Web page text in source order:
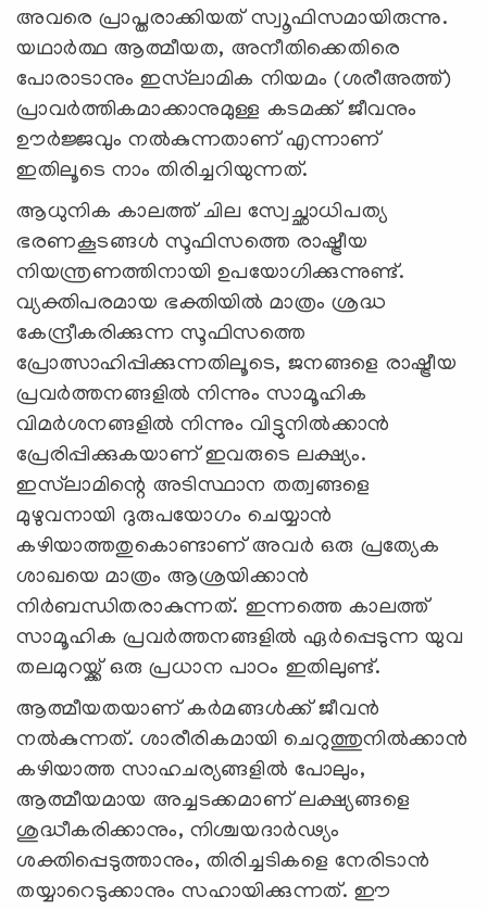
അവരെ പ്രാപ്തരാക്കിയത് സ്വൂഫിസമായിരുന്നു.
യഥാർത്ഥ ആത്മീയത, അനീതിക്കെതിരെ
പോരാടാനും ഇസ്‌ലാമിക നിയമം (ശരീഅത്ത്)
പ്രാവർത്തികമാക്കാനുമുള്ള കടമക്ക് ജീവനും
ഊർജ്ജവും നൽകുന്നതാണ് എന്നാണ്
ഇതിലൂടെ നാം തിരിച്ചറിയുന്നത്.
ആധുനിക കാലത്ത് ചില സ്വേച്ഛാധിപത്യ
ഭരണകൂടങ്ങൾ സൂഫിസത്തെ രാഷ്ട്രീയ
നിയന്ത്രണത്തിനായി ഉപയോഗിക്കുന്നുണ്ട്.
വ്യക്തിപരമായ ഭക്തിയിൽ മാത്രം ശ്രദ്ധ
കേന്ദ്രീകരിക്കുന്ന സൂഫിസത്തെ
പ്രോത്സാഹിപ്പിക്കുന്നതിലൂടെ, ജനങ്ങളെ രാഷ്ട്രീയ
പ്രവർത്തനങ്ങളിൽ നിന്നും സാമൂഹിക
വിമർശനങ്ങളിൽ നിന്നും വിട്ടുനിൽക്കാൻ
പ്രേരിപ്പിക്കുകയാണ് ഇവരുടെ ലക്ഷ്യം.
ഇസ്‌ലാമിന്റെ അടിസ്ഥാന തത്വങ്ങളെ
മുഴുവനായി ദുരുപയോഗം ചെയ്യാൻ
കഴിയാത്തതുകൊണ്ടാണ് അവർ ഒരു പ്രത്യേക
ശാഖയെ മാത്രം ആശ്രയിക്കാൻ
നിർബന്ധിതരാകുന്നത്. ഇന്നത്തെ കാലത്ത്
സാമൂഹിക പ്രവർത്തനങ്ങളിൽ ഏർപ്പെടുന്ന യുവ
തലമുറയ്ക്ക് ഒരു പ്രധാന പാഠം ഇതിലുണ്ട്.
ആത്മീയതയാണ് കർമങ്ങൾക്ക് ജീവൻ
നൽകുന്നത്. ശാരീരികമായി ചെറുത്തുനിൽക്കാൻ
കഴിയാത്ത സാഹചര്യങ്ങളിൽ പോലും,
ആത്മീയമായ അച്ചടക്കമാണ് ലക്ഷ്യങ്ങളെ
ശുദ്ധീകരിക്കാനും, നിശ്ചയദാർഢ്യം
ശക്തിപ്പെടുത്താനും, തിരിച്ചടികളെ നേരിടാൻ
തയ്യാറെടുക്കാനും സഹായിക്കുന്നത്. ഈ